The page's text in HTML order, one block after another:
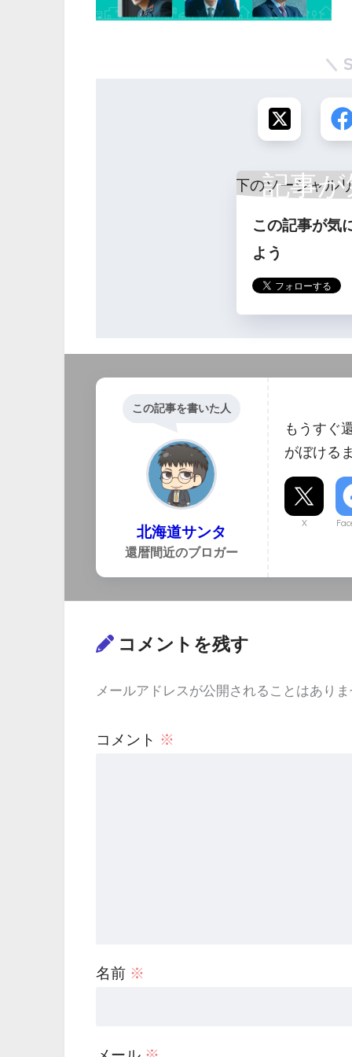
記事
ら
この記事が気
よう
この記事を書いた人
北海道サンタ
還暦間近のブロガー
もうすぐ
がぼける
X
コメントを残す
メールアドレスが公開されることはあり
コメント ※
名前 ※